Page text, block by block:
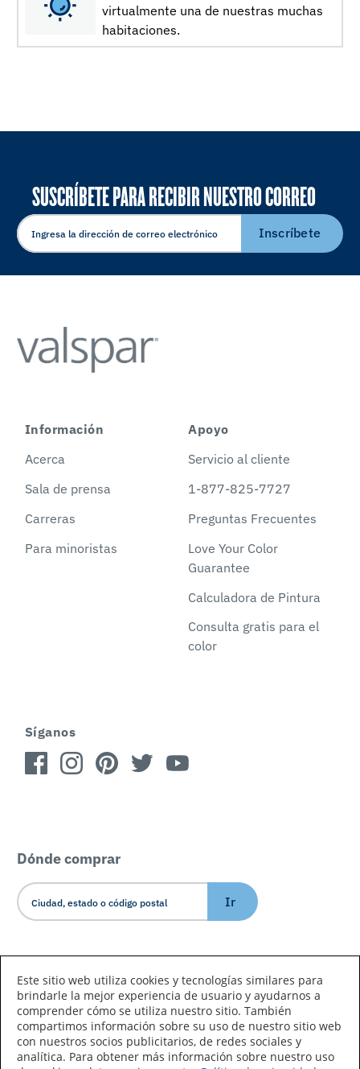
virtualmente una de nuestras muchas
habitaciones.
SUSCRÍBETE PARA RECIBIR NUESTRO CORREO
ELECTRÓNICO
Inscríbete
Información
Acerca
Sala de prensa
Carreras
Para minoristas
Apoyo
Servicio al cliente
1-877-825-7727
Preguntas Frecuentes
Love Your Color
Guarantee
Calculadora de Pintura
Consulta gratis para el
color
Síganos
Dónde comprar
Ir
Este sitio web utiliza cookies y tecnologías similares para
brindarle la mejor experiencia de usuario y ayudarnos a
comprender cómo se utiliza nuestro sitio. También
compartimos información sobre su uso de nuestro sitio web
con nuestros socios publicitarios, de redes sociales y
analítica. Para obtener más información sobre nuestro uso